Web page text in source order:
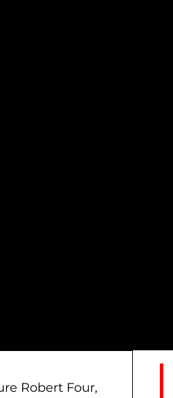
Robert Four,